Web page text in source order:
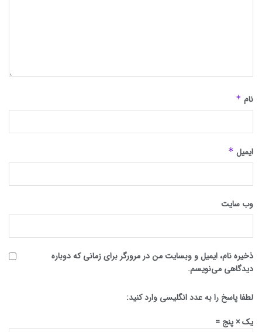
نام *
ایمیل *
وب‌ سایت
ذخیره نام، ایمیل و وبسایت من در مرورگر برای زمانی که دوباره
دیدگاهی می‌نویسم.
لطفا پاسخ را به عدد انگلیسی وارد کنید:
یک × پنج =